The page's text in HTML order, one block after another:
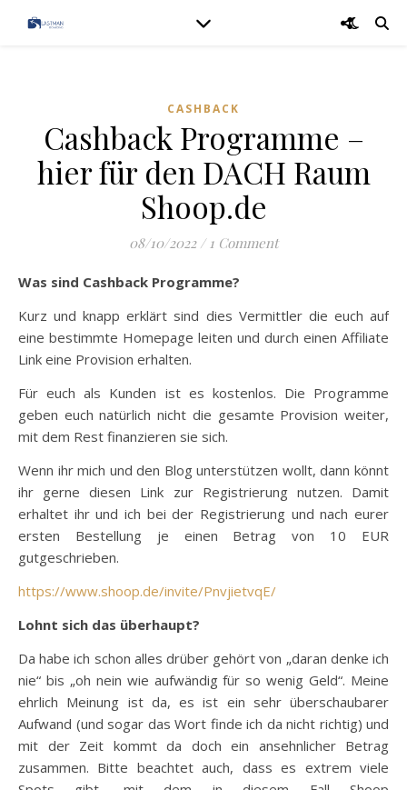
CASHBACK
Cashback Programme –
hier für den DACH Raum
Shoop.de
08/10/2022 / 1 Comment
Was sind Cashback Programme?
Kurz und knapp erklärt sind dies Vermittler die euch auf
eine bestimmte Homepage leiten und durch einen Affiliate
Link eine Provision erhalten.
Für euch als Kunden ist es kostenlos. Die Programme
geben euch natürlich nicht die gesamte Provision weiter,
mit dem Rest finanzieren sie sich.
Wenn ihr mich und den Blog unterstützen wollt, dann könnt
ihr gerne diesen Link zur Registrierung nutzen. Damit
erhaltet ihr und ich bei der Registrierung und nach eurer
ersten Bestellung je einen Betrag von 10 EUR
gutgeschrieben.
https://www.shoop.de/invite/PnvjietvqE/
Lohnt sich das überhaupt?
Da habe ich schon alles drüber gehört von „daran denke ich
nie“ bis „oh nein wie aufwändig für so wenig Geld“. Meine
ehrlich Meinung ist da, es ist ein sehr überschaubarer
Aufwand (und sogar das Wort finde ich da nicht richtig) und
mit der Zeit kommt da doch ein ansehnlicher Betrag
zusammen. Bitte beachtet auch, dass es extrem viele